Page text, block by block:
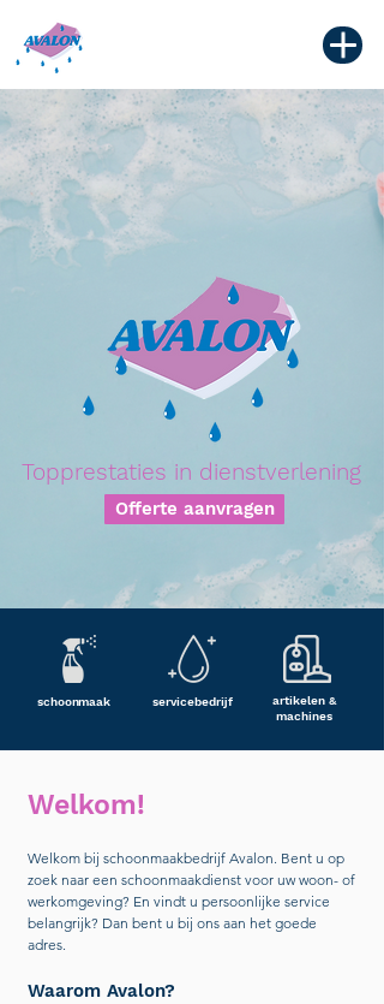
Topprestaties in dienstverlening
Offerte aanvragen
schoonmaak servicebedrijf
artikelen &
machines
Welkom!
Welkom bij schoonmaakbedrijf Avalon. Bent u op
zoek naar een schoonmaakdienst voor uw woon- of
werkomgeving? En vindt u persoonlijke service
belangrijk? Dan bent u bij ons aan het goede
adres.
Waarom Avalon?